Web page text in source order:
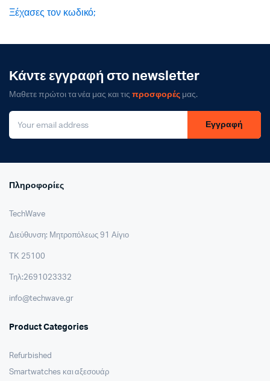
Ξέχασες τον κωδικό;
Κάντε εγγραφή στο newsletter
Μαθετε πρώτοι τα νέα μας και τιςπροσφορέςμας.
Εγγραφή
Πληροφορίες
TechWave
Διεύθυνση: Μητροπόλεως 91 Αίγιο
ΤΚ 25100
Τηλ:2691023332
info@techwave.gr
Product Categories
Refurbished
Smartwatches και αξεσουάρ